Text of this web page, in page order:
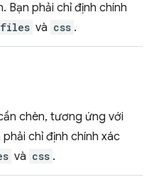
Bạn phải chỉ định chính
files và css .
chèn, tương ứng với
chỉ định chính xác
và css .